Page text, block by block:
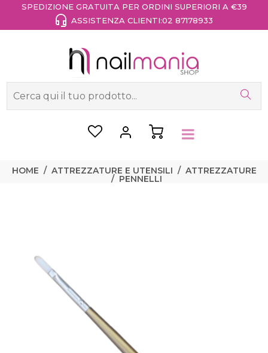
SPEDIZIONE GRATUITA PER ORDINI SUPERIORI A €39
ASSISTENZA CLIENTI:02 87178933
HOME ATTREZZATURE E UTENSILI ATTREZZATURE
PENNELLI